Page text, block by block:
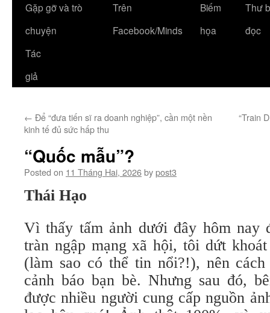
Gặp gỡ và trò
chuyện
Trên
Facebook/Minds
Biếm
họa
Thư
đọc
Tác
giả
← Để “đưa tiến sĩ ra doanh nghiệp”, cần một nền
kinh tế đủ sức hấp thu
“Train
“Quốc mẫu”?
Posted on 11 Tháng Hai, 2026bypost3
Thái Hạo
Vì thấy tấm ảnh dưới đây hôm nay
tràn ngập mạng xã hội, tôi dứt
(làm sao có thể tin nổi?!), nên
cảnh báo bạn bè. Nhưng sau đó,
được nhiều người cung cấp nguồn